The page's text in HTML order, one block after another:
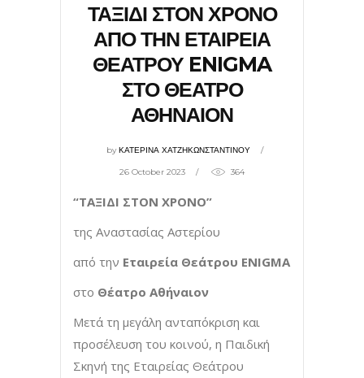
ΤΑΞΙΔΙ ΣΤΟΝ ΧΡΟΝΟ
ΑΠΟ ΤΗΝ ΕΤΑΙΡΕΙΑ
ΘΕΑΤΡΟΥ ENIGMA
ΣΤΟ ΘΕΑΤΡΟ
ΑΘΗΝΑΙΟΝ
byΚΑΤΕΡΙΝΑ ΧΑΤΖΗΚΩΝΣΤΑΝΤΙΝΟΥ
26 October 2023 364
“ΤΑΞΙΔΙ ΣΤΟΝ ΧΡΟΝΟ”
της Αναστασίας Αστερίου
από την Εταιρεία Θεάτρου ENIGMA
στο Θέατρο Αθήναιον
Μετά τη μεγάλη ανταπόκριση και
προσέλευση του κοινού, η Παιδική
Σκηνή της Εταιρείας Θεάτρου